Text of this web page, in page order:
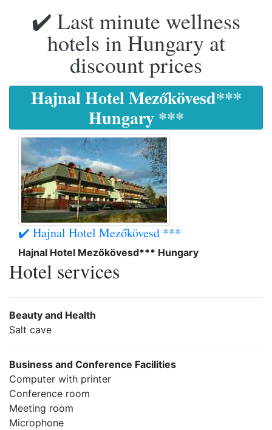
✔️ Last minute wellness
hotels in Hungary at
discount prices
Hajnal Hotel Mezőkövesd***
Hungary ***
✔️ Hajnal Hotel Mezőkövesd ***
Hajnal Hotel Mezőkövesd*** Hungary
Hotel services
Beauty and Health
Salt cave
Business and Conference Facilities
Computer with printer
Conference room
Meeting room
Microphone